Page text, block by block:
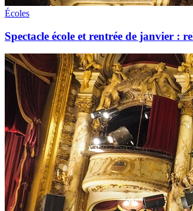
Écoles
Spectacle école et rentrée de janvier :